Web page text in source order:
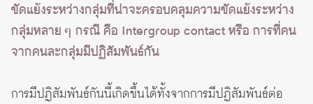
ขัดแย้งระหว่างกลุ่มที่น่าจะครอบคลุมความขัดแย้งระหว่าง
กลุ่มหลาย ๆ กรณี คือ Intergroup contact หรือ การที่คน
จากคนละกลุ่มมีปฏิสัมพันธ์กัน
การมีปฏิสัมพันธ์กันนี้เกิดขึ้นได้ทั้งจากการมีปฏิสัมพันธ์ต่อ